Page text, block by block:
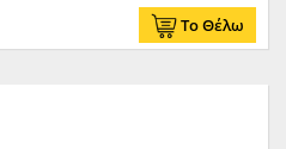
Το Θέλω